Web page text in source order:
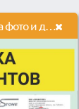
Отредактирую текст на фото и документах в фотошопе